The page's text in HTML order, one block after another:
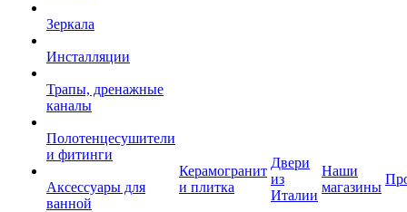
Зеркала
Инсталляции
Трапы, дренажные
каналы
Полотенцесушители
и фитинги
Аксессуары для
ванной
Керамогранит
и плитка
Двери
из
Италии
Наши
магазины